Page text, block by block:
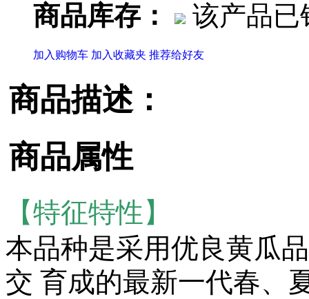
商品库存： 该产品已
加入购物车 加入收藏夹 推荐给好友
商品描述：
商品属性
【特征特性】
本品种是采用优良黄瓜
交 育成的最新一代春、